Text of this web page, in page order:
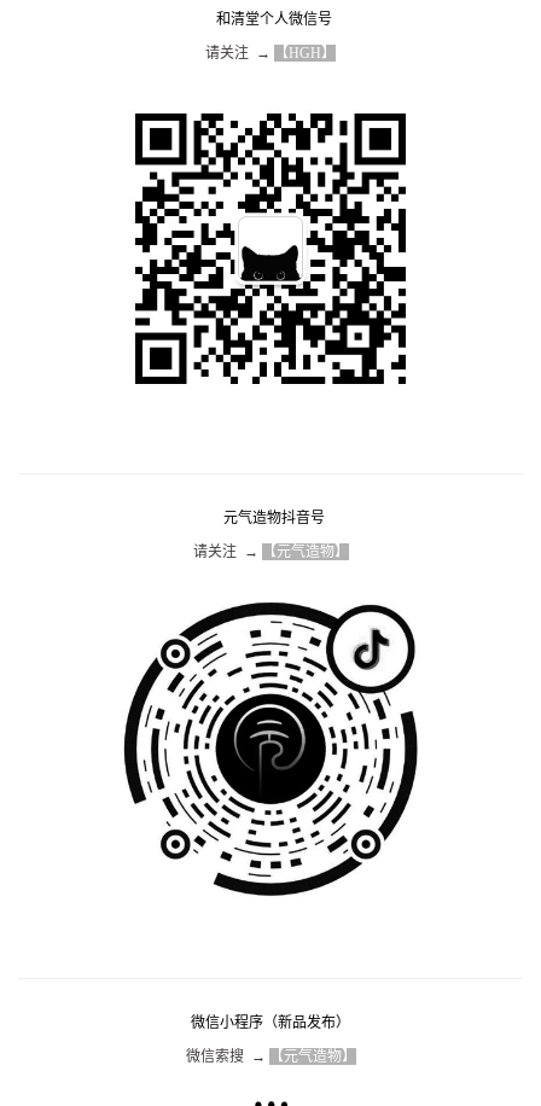
和清堂个人微信号
请关注  → 【HGH】
元气造物抖音号
请关注  → 【元气造物】
微信小程序（新品发布）
微信索搜  → 【元气造物】